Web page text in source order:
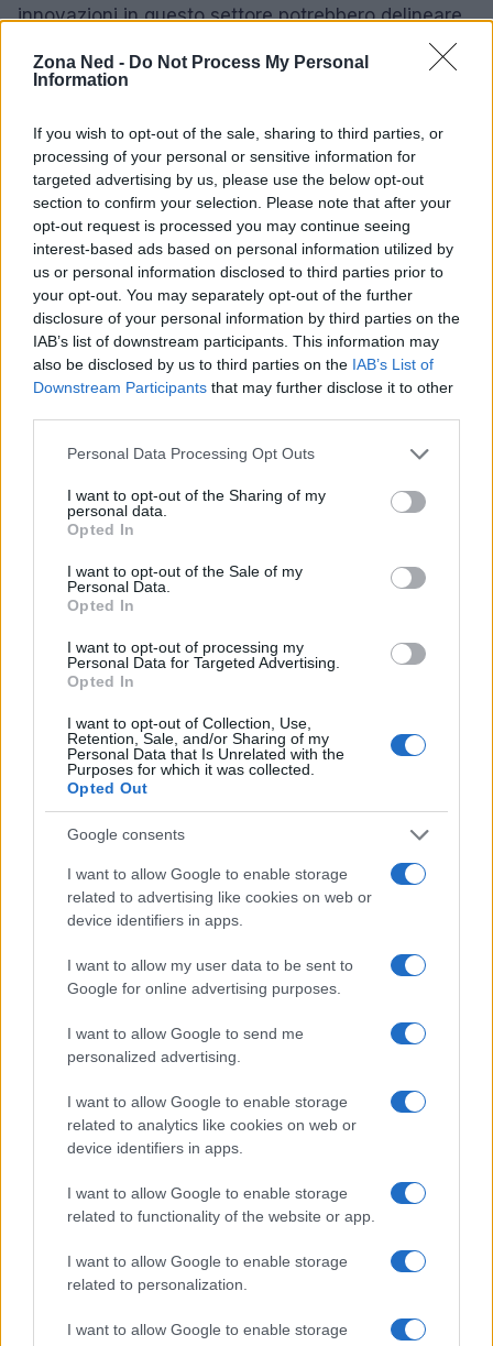
Zona Ned - Do Not Process My Personal
Information
If you wish to opt-out of the sale, sharing to third parties, or
processing of your personal or sensitive information for
targeted advertising by us, please use the below opt-out
section to confirm your selection. Please note that after your
opt-out request is processed you may continue seeing
interest-based ads based on personal information utilized by
us or personal information disclosed to third parties prior to
your opt-out. You may separately opt-out of the further
disclosure of your personal information by third parties on the
IAB’s list of downstream participants. This information may
also be disclosed by us to third parties on the IAB’s List of
Downstream Participants that may further disclose it to other
Please note that this website/app uses one or more Google
not limited to your visit or usage behaviour. You may click to
grant or deny consent to Google and its third-party tags to
use your data for below specified purposes in below Google
consent section.
Personal Data Processing Opt Outs
I want to opt-out of the Sharing of my
personal data.
Opted In
I want to opt-out of the Sale of my
Personal Data.
Opted In
I want to opt-out of processing my
Personal Data for Targeted Advertising.
Opted In
I want to opt-out of Collection, Use,
Retention, Sale, and/or Sharing of my
Personal Data that Is Unrelated with the
Purposes for which it was collected.
Opted Out
Google consents
I want to allow Google to enable storage
related to advertising like cookies on web or
device identifiers in apps.
I want to allow my user data to be sent to
Google for online advertising purposes.
I want to allow Google to send me
personalized advertising.
I want to allow Google to enable storage
related to analytics like cookies on web or
device identifiers in apps.
I want to allow Google to enable storage
related to functionality of the website or app.
I want to allow Google to enable storage
related to personalization.
I want to allow Google to enable storage
innovazioni in questo settore potrebbero delineare
interagiamo con i nostri dispositivi.
Il confronto tra Apple e Android rivela un panorama
dinamico e in continua evoluzione. Entrambi i
sistemi hanno le loro peculiarità e i loro punti di
forza, e la scelta finale dipenderà sempre dalle
esigenze e dalle preferenze individuali degli utenti.
Con l’avanzare della tecnologia, sarà interessante
osservare come questi due giganti continueranno a
competere e innovare.
Staff
Continua a leggere